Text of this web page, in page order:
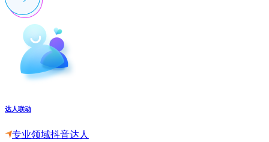
达人联动
专业领域抖音达人